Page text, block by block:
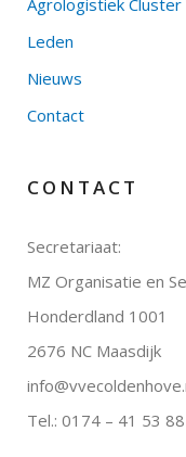
Agrologistiek Cluster
Leden
Nieuws
Contact
CONTACT
Secretariaat:
MZ Organisatie en
Honderdland 1001
2676 NC Maasdijk
Tel.: 0174 – 41 53 88